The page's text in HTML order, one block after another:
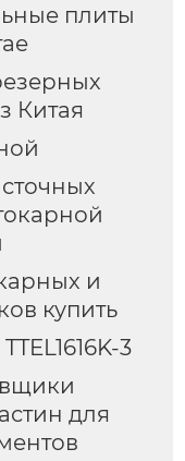
плиты
Китая
и
купить
TTEL1616K-3
для